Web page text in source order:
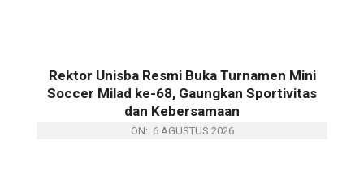
Rektor Unisba Resmi Buka Turnamen Mini
Soccer Milad ke-68, Gaungkan Sportivitas
dan Kebersamaan
ON: 6 AGUSTUS 2026